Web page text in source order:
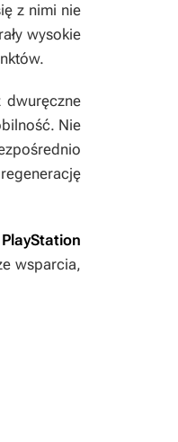
z nimi nie
wysokie
dwuręczne
Nie
wsparcia,